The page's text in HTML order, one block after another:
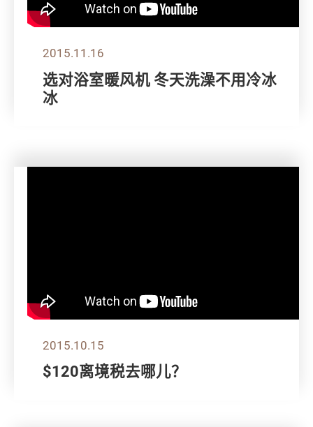
2015.11.16
选对浴室暖风机 冬天洗澡不用冷冰
冰
2015.10.15
$120离境税去哪儿？